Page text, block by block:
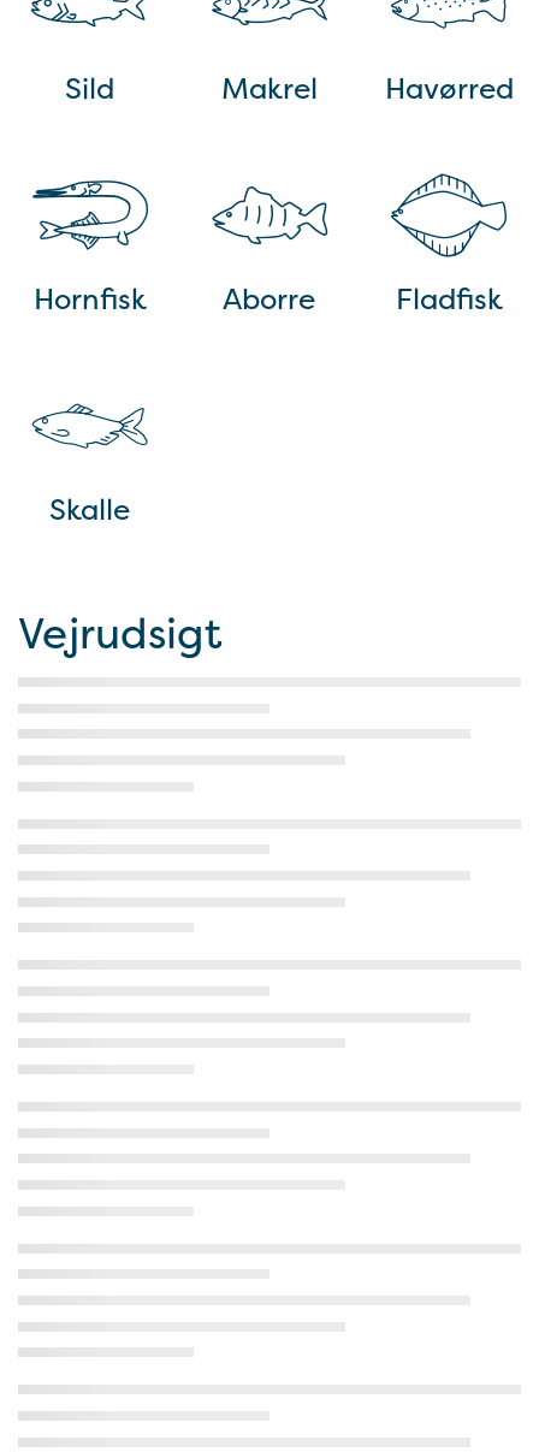
Sild Makrel Havørred
Hornfisk Aborre Fladfisk
Skalle
Vejrudsigt